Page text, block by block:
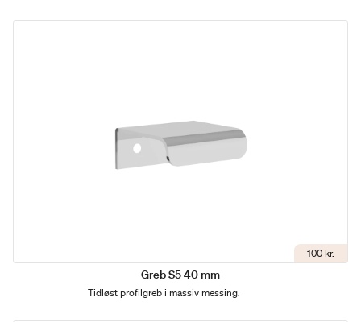
100 kr.
Greb S5 40 mm
Tidløst profilgreb i massiv messing.